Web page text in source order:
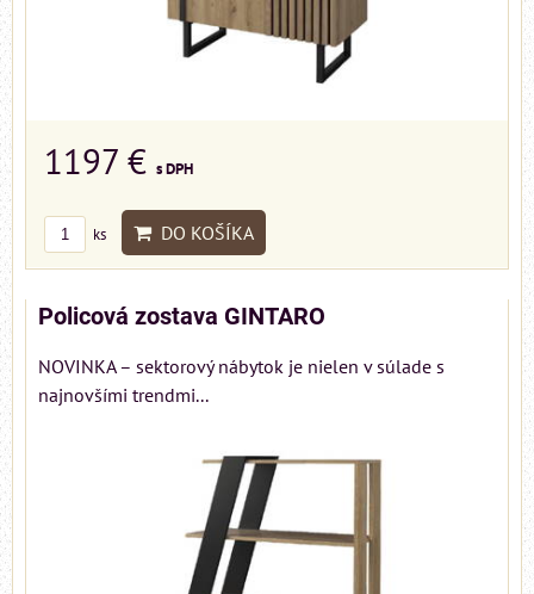
1197 € s DPH
ks DO KOŠÍKA
Policová zostava GINTARO
NOVINKA – sektorový nábytok je nielen v súlade s
najnovšími trendmi...